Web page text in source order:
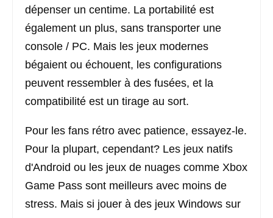
dépenser un centime. La portabilité est
également un plus, sans transporter une
console / PC. Mais les jeux modernes
bégaient ou échouent, les configurations
peuvent ressembler à des fusées, et la
compatibilité est un tirage au sort.
Pour les fans rétro avec patience, essayez-le.
Pour la plupart, cependant? Les jeux natifs
d'Android ou les jeux de nuages ​​comme Xbox
Game Pass sont meilleurs avec moins de
stress. Mais si jouer à des jeux Windows sur